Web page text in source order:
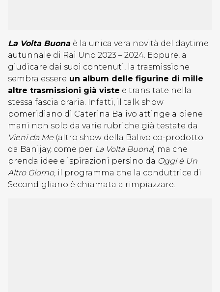
La Volta Buona è la unica vera novità del daytime
autunnale di Rai Uno 2023 – 2024. Eppure, a
giudicare dai suoi contenuti, la trasmissione
sembra essere un album delle figurine di mille
altre trasmissioni già viste e transitate nella
stessa fascia oraria. Infatti, il talk show
pomeridiano di Caterina Balivo attinge a piene
mani non solo da varie rubriche già testate da
Vieni da Me (altro show della Balivo co-prodotto
da Banijay, come per La Volta Buona) ma che
prenda idee e ispirazioni persino da Oggi è Un
Altro Giorno, il programma che la conduttrice di
Secondigliano è chiamata a rimpiazzare.